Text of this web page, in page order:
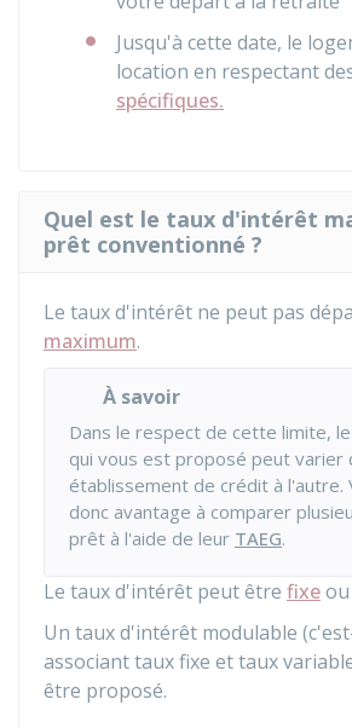
Jusqu'à cette date, le
location en respectant
spécifiques.
Quel est le taux d'intérêt
prêt conventionné ?
Le taux d'intérêt ne peut pas
maximum.
À savoir
Dans le respect de cette limite,
qui vous est proposé peut varier
établissement de crédit à l'autre.
donc avantage à comparer
prêt à l'aide de leur TAEG.
Le taux d'intérêt peut être fixeou
Un taux d'intérêt modulable
associant taux fixe et taux
être proposé.